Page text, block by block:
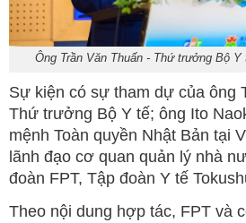
Ông Trần Văn Thuấn - Thứ trưởng Bộ
Sự kiện có sự tham dự của ông
Thứ trưởng Bộ Y tế; ông Ito
mệnh Toàn quyền Nhật Bản tại
lãnh đạo cơ quan quản lý nhà
đoàn FPT, Tập đoàn Y tế
Theo nội dung hợp tác, FPT và